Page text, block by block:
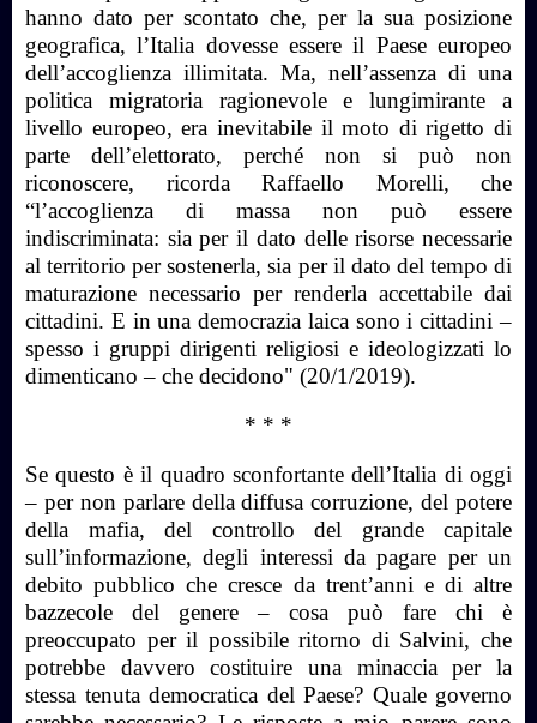
hanno dato per scontato che, per la sua posizione
geografica, l’Italia dovesse essere il Paese europeo
dell’accoglienza illimitata. Ma, nell’assenza di una
politica migratoria ragionevole e lungimirante a
livello europeo, era inevitabile il moto di rigetto di
parte dell’elettorato, perché non si può non
riconoscere, ricorda Raffaello Morelli, che
“l’accoglienza di massa non può essere
indiscriminata: sia per il dato delle risorse necessarie
al territorio per sostenerla, sia per il dato del tempo di
maturazione necessario per renderla accettabile dai
cittadini. E in una democrazia laica sono i cittadini –
spesso i gruppi dirigenti religiosi e ideologizzati lo
dimenticano – che decidono" (20/1/2019).
* * *
Se questo è il quadro sconfortante dell’Italia di oggi
– per non parlare della diffusa corruzione, del potere
della mafia, del controllo del grande capitale
sull’informazione, degli interessi da pagare per un
debito pubblico che cresce da trent’anni e di altre
bazzecole del genere – cosa può fare chi è
preoccupato per il possibile ritorno di Salvini, che
potrebbe davvero costituire una minaccia per la
stessa tenuta democratica del Paese? Quale governo